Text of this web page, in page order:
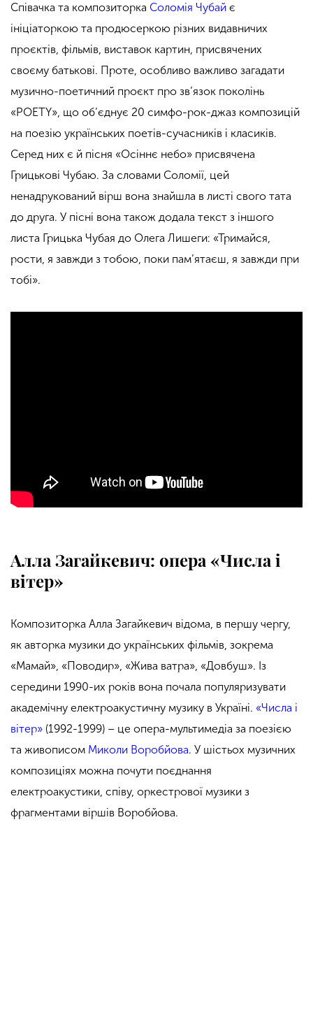
Співачка та композиторка Соломія Чубай є
ініціаторкою та продюсеркою різних видавничих
проєктів, фільмів, виставок картин, присвячених
своєму батькові. Проте, особливо важливо загадати
музично-поетичний проєкт про зв’язок поколінь
«POETY», що об’єднує 20 симфо-рок-джаз композицій
на поезію українських поетів-сучасників і класиків.
Серед них є й пісня «Осіннє небо» присвячена
Грицькові Чубаю. За словами Соломії, цей
ненадрукований вірш вона знайшла в листі свого тата
до друга. У пісні вона також додала текст з іншого
листа Грицька Чубая до Олега Лишеги: «Тримайся,
рости, я завжди з тобою, поки пам’ятаєш, я завжди при
тобі».
Алла Загайкевич: опера «Числа і
вітер»
Композиторка Алла Загайкевич відома, в першу чергу,
як авторка музики до українських фільмів, зокрема
«Мамай», «Поводир», «Жива ватра», «Довбуш». Із
середини 1990-их років вона почала популяризувати
академічну електроакустичну музику в Україні. «Числа і
вітер» (1992-1999) – це опера-мультимедіа за поезією
та живописом Миколи Воробйова. У шістьох музичних
композиціях можна почути поєднання
електроакустики, співу, оркестрової музики з
фрагментами віршів Воробйова.